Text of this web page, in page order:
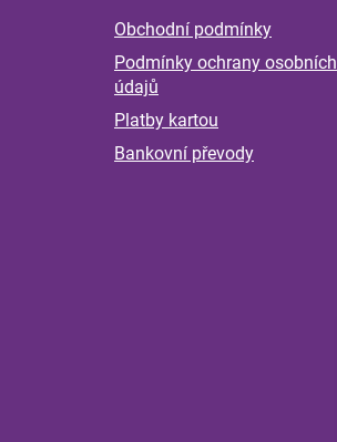
Obchodní podmínky
Podmínky ochrany osobních
údajů
Platby kartou
Bankovní převody